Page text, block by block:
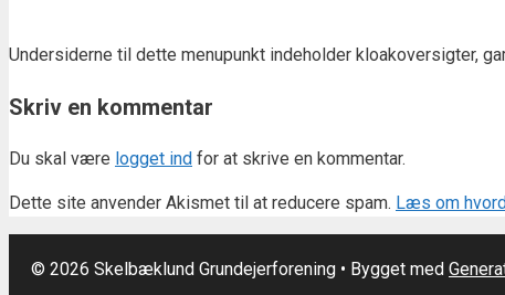
Undersiderne til dette menupunkt indeholder kloakoversigter,
Skriv en kommentar
Du skal være logget ind for at skrive en kommentar.
Dette site anvender Akismet til at reducere spam. Læs om
© 2026 Skelbæklund Grundejerforening • Bygget med